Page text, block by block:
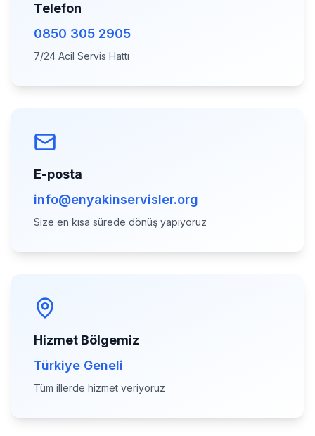
Telefon
0850 305 2905
7/24 Acil Servis Hattı
E-posta
info@enyakinservisler.org
Size en kısa sürede dönüş yapıyoruz
Hizmet Bölgemiz
Türkiye Geneli
Tüm illerde hizmet veriyoruz